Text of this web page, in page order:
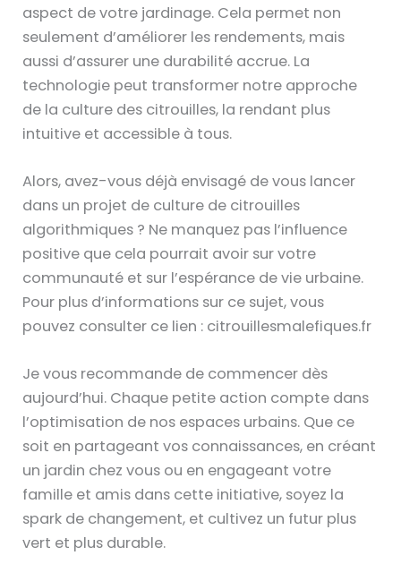
aspect de votre jardinage. Cela permet non
seulement d’améliorer les rendements, mais
aussi d’assurer une durabilité accrue. La
technologie peut transformer notre approche
de la culture des citrouilles, la rendant plus
intuitive et accessible à tous.
Alors, avez-vous déjà envisagé de vous lancer
dans un projet de culture de citrouilles
algorithmiques ? Ne manquez pas l’influence
positive que cela pourrait avoir sur votre
communauté et sur l’espérance de vie urbaine.
Pour plus d’informations sur ce sujet, vous
pouvez consulter ce lien : citrouillesmalefiques.fr
Je vous recommande de commencer dès
aujourd’hui. Chaque petite action compte dans
l’optimisation de nos espaces urbains. Que ce
soit en partageant vos connaissances, en créant
un jardin chez vous ou en engageant votre
famille et amis dans cette initiative, soyez la
spark de changement, et cultivez un futur plus
vert et plus durable.